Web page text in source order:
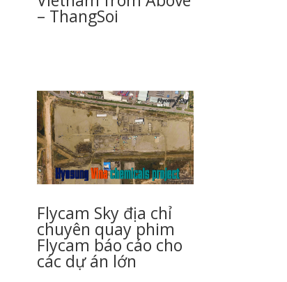
– ThangSoi
Flycam Sky địa chỉ
chuyên quay phim
Flycam báo cáo cho
các dự án lớn